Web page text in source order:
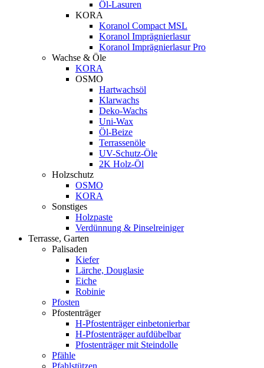
Öl-Lasuren
KORA
Koranol Compact MSL
Koranol Imprägnierlasur
Koranol Imprägnierlasur Pro
Wachse & Öle
KORA
OSMO
Hartwachsöl
Klarwachs
Deko-Wachs
Uni-Wax
Öl-Beize
Terrassenöle
UV-Schutz-Öle
2K Holz-Öl
Holzschutz
OSMO
KORA
Sonstiges
Holzpaste
Verdünnung & Pinselreiniger
Terrasse, Garten
Palisaden
Kiefer
Lärche, Douglasie
Eiche
Robinie
Pfosten
Pfostenträger
H-Pfostenträger einbetonierbar
H-Pfostenträger aufdübelbar
Pfostenträger mit Steindolle
Pfähle
Pfahlstützen